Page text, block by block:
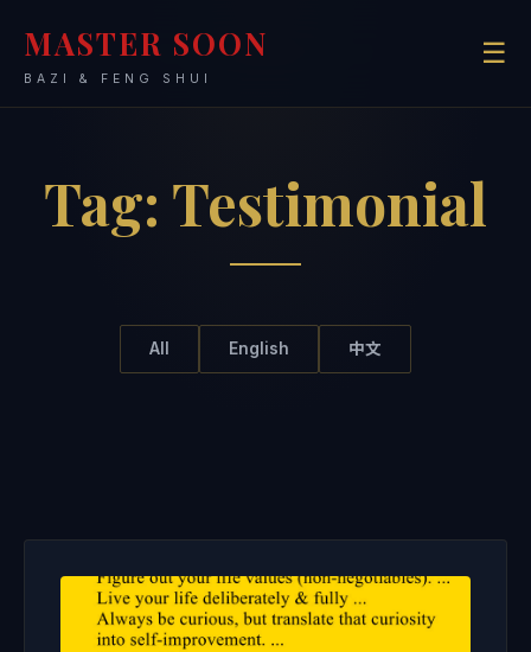
MASTER SOON
BAZI & FENG SHUI
☰
Tag: Testimonial
All English 中文